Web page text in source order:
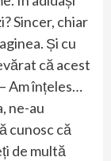
Sincer, chiar
Și cu
că acest
Am înțeles…
ne-au
cunosc că
de multă